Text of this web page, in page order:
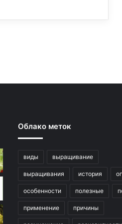
Облако меток
виды выращивание
выращивания история
особенности полезные
применение причины